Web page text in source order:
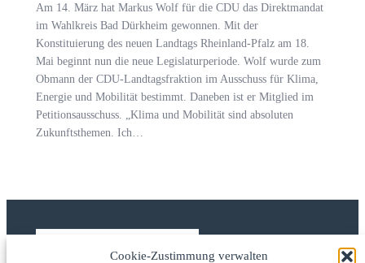
Cookie-Zustimmung verwalten
Am 14. März hat Markus Wolf für die CDU das Direktmandat
im Wahlkreis Bad Dürkheim gewonnen. Mit der
Konstituierung des neuen Landtags Rheinland-Pfalz am 18.
Mai beginnt nun die neue Legislaturperiode. Wolf wurde zum
Obmann der CDU-Landtagsfraktion im Ausschuss für Klima,
Energie und Mobilität bestimmt. Daneben ist er Mitglied im
Petitionsausschuss. „Klima und Mobilität sind absoluten
Zukunftsthemen. Ich…